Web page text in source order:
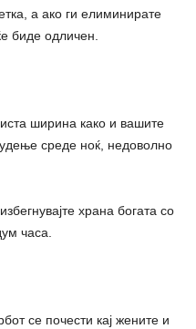
а ако ги елиминирате
биде одличен.
ширина како и вашите
среде ноќ, недоволно
храна богата со
часа.
се почести кај жените и